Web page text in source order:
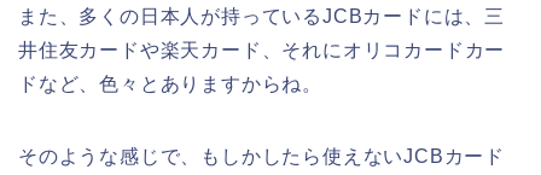
また、多くの日本人が持っているJCBカードには、三
井住友カードや楽天カード、それにオリコカードカー
ドなど、色々とありますからね。
そのような感じで、もしかしたら使えないJCBカード